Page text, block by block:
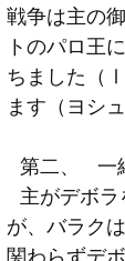
戦争は主の
トのパロ王
ちました（
ます（ヨシ
第二、
が、バラク
関わらずデ